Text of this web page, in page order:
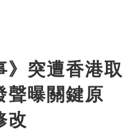
》突遭香港取
聲曝關鍵原
改